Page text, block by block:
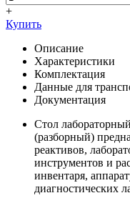
+
Купить
Описание
Характеристики
Комплектация
Данные для
Документация
Стол
(разборный)
реактивов,
инструментов и
инвентаря,
диагностических